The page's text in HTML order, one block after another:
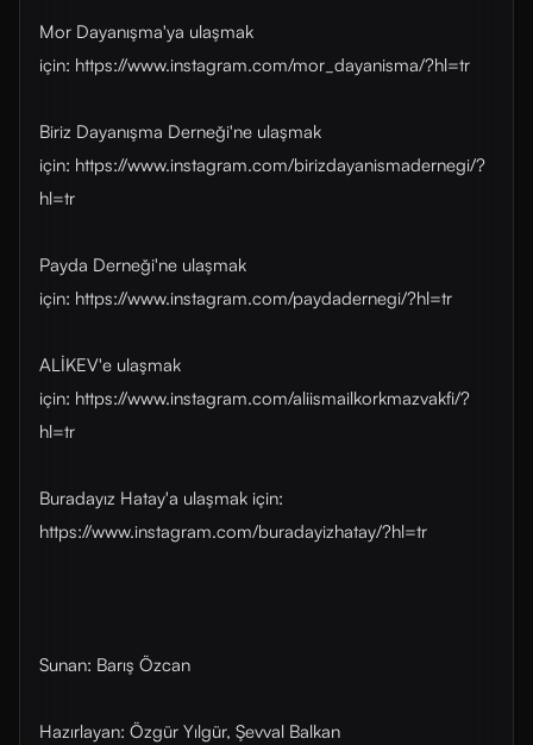
Mor Dayanışma'ya ulaşmak
için: https://www.instagram.com/mor_dayanisma/?hl=tr
Biriz Dayanışma Derneği'ne ulaşmak
için: https://www.instagram.com/birizdayanismadernegi/?
hl=tr
Payda Derneği'ne ulaşmak
için: https://www.instagram.com/paydadernegi/?hl=tr
ALİKEV'e ulaşmak
için: https://www.instagram.com/aliismailkorkmazvakfi/?
hl=tr
Buradayız Hatay'a ulaşmak için:
https://www.instagram.com/buradayizhatay/?hl=tr
Sunan: Barış Özcan
Hazırlayan: Özgür Yılgür, Şevval Balkan